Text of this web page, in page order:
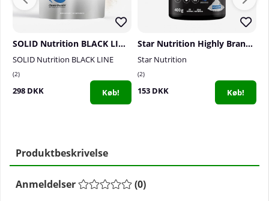
SOLID Nutrition BLACK LINE H.B.C.D, 900 g
SOLID Nutrition BLACK LINE
2
298 DKK Køb!
Star Nutrition Highly Branched Cyclic Dextrin, 400 g
Star Nutrition
2
153 DKK Køb!
Produktbeskrivelse
Anmeldelser (0)